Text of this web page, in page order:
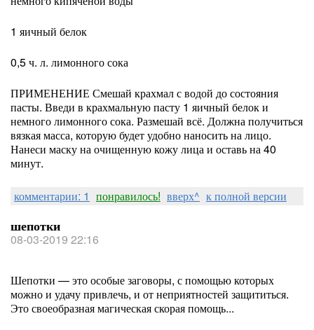
1 яичный белок
0,5 ч. л. лимонного сока
ПРИМЕНЕНИЕ Смешай крахмал с водой до состояния
пасты. Введи в крахмальную пасту 1 яичный белок и
немного лимонного сока. Размешай всё. Должна получиться
вязкая масса, которую будет удобно наносить на лицо.
Нанеси маску на очищенную кожу лица и оставь на 40
минут.
комментарии: 1 понравилось! вверх^ к полной версии
шепотки
08-03-2019 22:16
Шепотки — это особые заговоры, с помощью которых
можно и удачу привлечь, и от неприятностей защититься.
Это своеобразная магическая скорая помощь...